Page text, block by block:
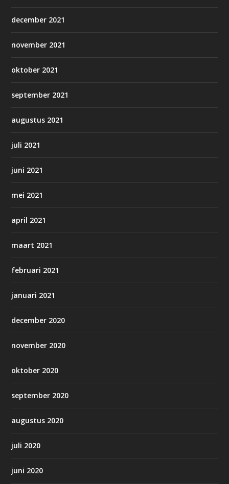
december 2021
november 2021
oktober 2021
september 2021
augustus 2021
juli 2021
juni 2021
mei 2021
april 2021
maart 2021
februari 2021
januari 2021
december 2020
november 2020
oktober 2020
september 2020
augustus 2020
juli 2020
juni 2020